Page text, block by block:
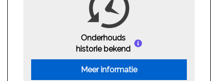
Onderhouds
historie bekend
Meer informatie